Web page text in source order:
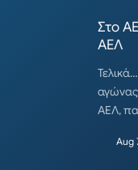
Στο
ΑΕΛ
ΑΕΛ,
Aug